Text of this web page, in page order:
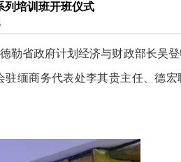
列培训班开班仪式
勒省政府计划经济与财政部长吴
缅商务代表处李其贵主任、德